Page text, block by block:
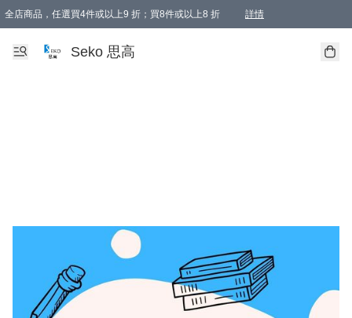
全店商品，任選買4件或以上9 折；買8件或以上8 折 詳情
新會員首次購物即享全單 95 折優惠！
購物滿198, 全單免運
Seko 思高